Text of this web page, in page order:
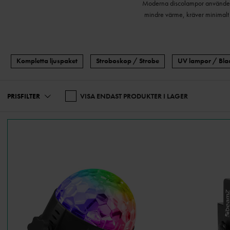
Moderna discolampor
mindre värme, kräver
Letar du efter fasta
När du väljer discolampor är
Kompletta ljuspaket Stroboskop / Strobe UV lampor /
PRISFILTER VISA ENDAST PRODUKTER I LAGER